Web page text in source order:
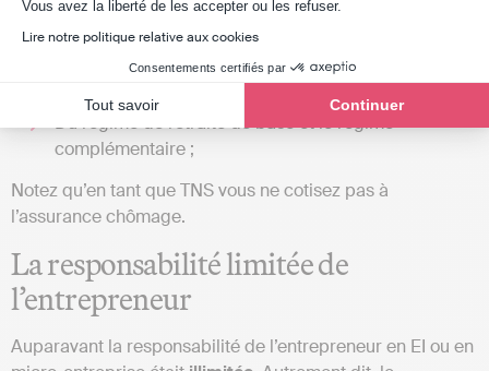
Vous avez la liberté de les accepter ou les refuser.
Lire notre politique relative aux cookies
Consentements certifiés par
Tout savoir Continuer
d’accident ;
D’un congé maternité et paternité ;
Des mêmes droits que les salariés en matière de
prestations familiales de la CAF ;
Du régime de retraite de base et le régime
complémentaire ;
Notez qu’en tant que TNS vous ne cotisez pas à
l’assurance chômage.
La responsabilité limitée de
l’entrepreneur
Auparavant la responsabilité de l’entrepreneur en EI ou en